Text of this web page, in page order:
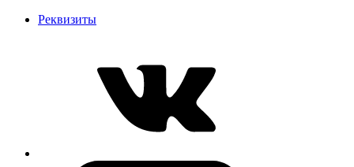
Реквизиты